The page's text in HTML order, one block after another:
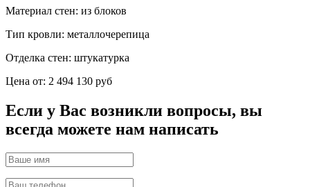
Материал стен: из блоков
Тип кровли: металлочерепица
Отделка стен: штукатурка
Цена от: 2 494 130 руб
Если у Вас возникли вопросы, вы
всегда можете нам написать